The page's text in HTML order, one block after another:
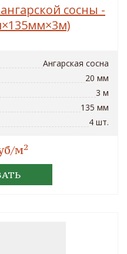
сосны -
Ангарская сосна
20 мм
3 м
135 мм
4 шт.
м2